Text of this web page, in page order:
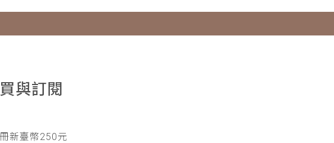
與訂閱
新臺幣250元